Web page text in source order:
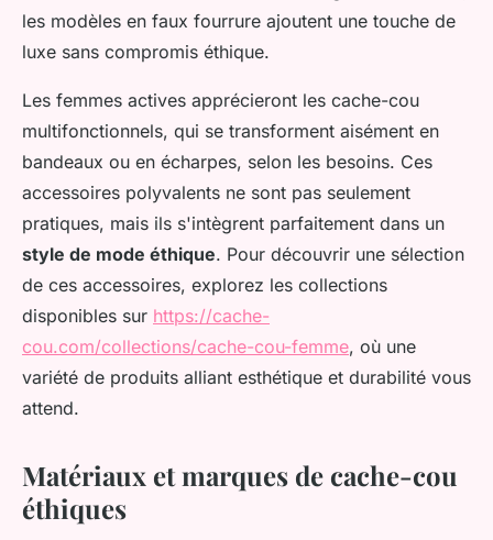
les modèles en faux fourrure ajoutent une touche de
luxe sans compromis éthique.
Les femmes actives apprécieront les cache-cou
multifonctionnels, qui se transforment aisément en
bandeaux ou en écharpes, selon les besoins. Ces
accessoires polyvalents ne sont pas seulement
pratiques, mais ils s'intègrent parfaitement dans un
style de mode éthique. Pour découvrir une sélection
de ces accessoires, explorez les collections
disponibles sur https://cache-
cou.com/collections/cache-cou-femme, où une
variété de produits alliant esthétique et durabilité vous
attend.
Matériaux et marques de cache-cou
éthiques